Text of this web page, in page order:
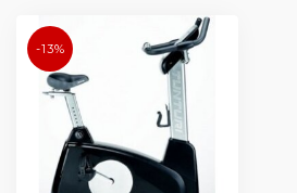
-13%